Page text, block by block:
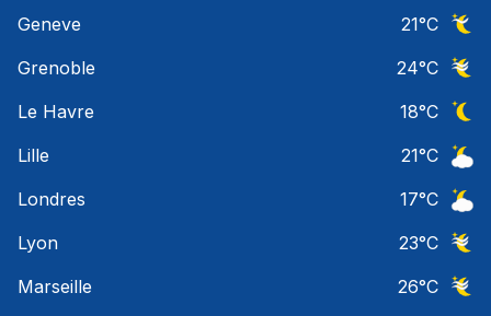
Geneve
21°C
Grenoble
24°C
Le Havre
18°C
Lille
21°C
Londres
17°C
Lyon
23°C
Marseille
26°C